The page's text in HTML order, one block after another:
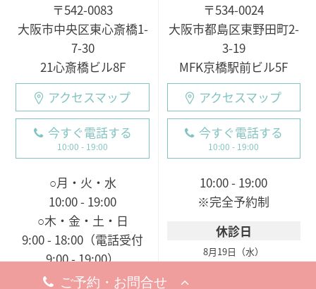
〒542-0083
大阪市中央区東心斎橋1-
7-30
21心斎橋ビル8F
アクセスマップ
今すぐ電話する
10:00 - 19:00
○月・火・水
10:00 - 19:00
○木・金・土・日
9:00 - 18:00（電話受付
9:00 - 19:00）
※完全予約制
〒534-0024
大阪市都島区東野田町2-
3-19
MFK京橋駅前ビル5F
アクセスマップ
今すぐ電話する
10:00 - 19:00
10:00 - 19:00
※完全予約制
休診日
8月19日（水）